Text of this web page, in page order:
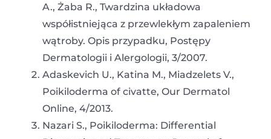
A., Żaba R., Twardzina układowa
współistniejąca z przewlekłym zapaleniem
wątroby. Opis przypadku, Postępy
Dermatologii i Alergologii, 3/2007.
Adaskevich U., Katina M., Miadzelets V.,
Poikiloderma of civatte, Our Dermatol
Online, 4/2013.
Nazari S., Poikiloderma: Differential